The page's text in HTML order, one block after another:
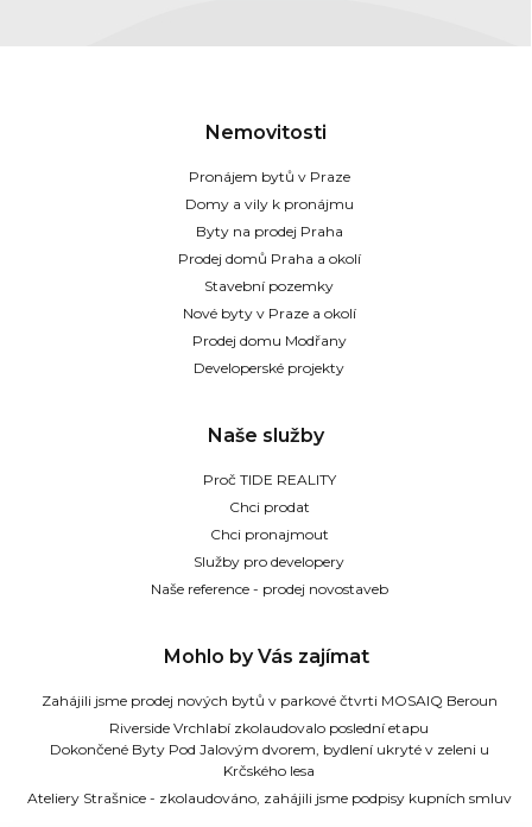
Nemovitosti
Pronájem bytů v Praze
Domy a vily k pronájmu
Byty na prodej Praha
Prodej domů Praha a okolí
Stavební pozemky
Nové byty v Praze a okolí
Prodej domu Modřany
Developerské projekty
Naše služby
Proč TIDE REALITY
Chci prodat
Chci pronajmout
Služby pro developery
Naše reference - prodej novostaveb
Mohlo by Vás zajímat
Zahájili jsme prodej nových bytů v parkové čtvrti MOSAIQ Beroun
Riverside Vrchlabí zkolaudovalo poslední etapu
Dokončené Byty Pod Jalovým dvorem, bydlení ukryté v zeleni u
Krčského lesa
Ateliery Strašnice - zkolaudováno, zahájili jsme podpisy kupních smluv